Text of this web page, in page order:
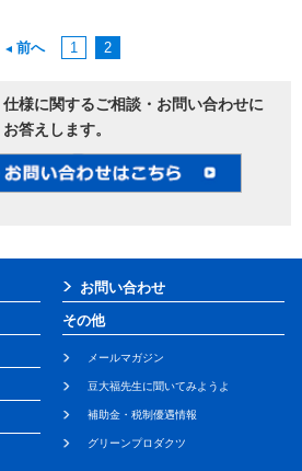
前へ 1 2
様に関するご相談・お問い合わせに
お答えします。
お問い合わせ
その他
メールマガジン
豆大福先生に聞いてみようよ
補助金・税制優遇情報
グリーンプロダクツ